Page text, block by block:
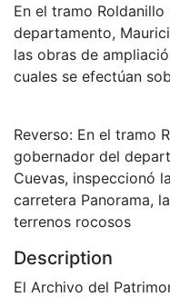
En el tramo
departamento,
las obras de
cuales se efectúan
Reverso: En el tramo
gobernador del
Cuevas, inspeccionó
carretera Panorama,
terrenos rocosos
Description
El Archivo del